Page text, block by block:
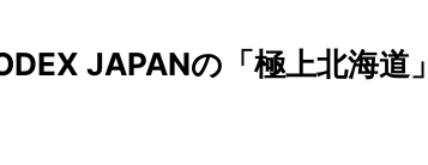
JAPANの「極上北海道」